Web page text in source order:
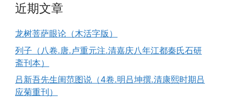
近期文章
龙树菩萨眼论（木活字版）
列子（八卷.唐.卢重元注.清嘉庆八年江都秦氏石研
斋刊本）
吕新吾先生闺范图说（4卷.明吕坤撰.清康熙时期吕
应菊重刊）